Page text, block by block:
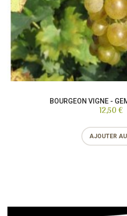
BOURGEON VIGNE -
12,50 €
AJOUTER